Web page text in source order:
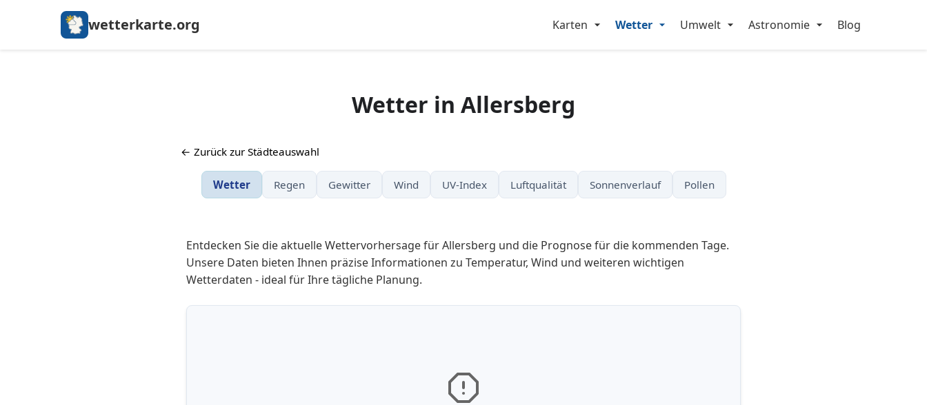
wetterkarte.org Karten Wetter Umwelt Astronomie Blog
Wetter in Allersberg
← Zurück zur Städteauswahl
Wetter Regen Gewitter Wind UV-Index Luftqualität Sonnenverlauf Pollen
Entdecken Sie die aktuelle Wettervorhersage für Allersberg und die Prognose für die kommenden Tage.
Unsere Daten bieten Ihnen präzise Informationen zu Temperatur, Wind und weiteren wichtigen
Wetterdaten - ideal für Ihre tägliche Planung.